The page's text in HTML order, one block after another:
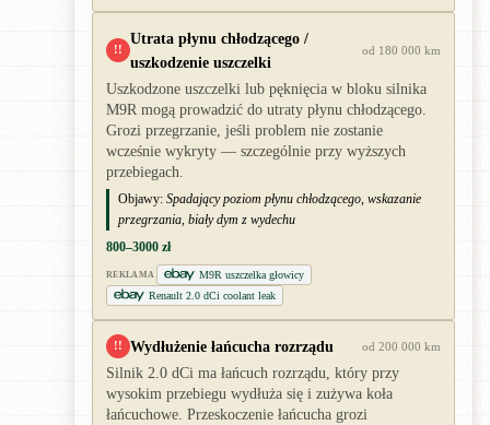
!!
Utrata płynu chłodzącego /
uszkodzenie uszczelki
od 180 000 km
Uszkodzone uszczelki lub pęknięcia w bloku silnika
M9R mogą prowadzić do utraty płynu chłodzącego.
Grozi przegrzanie, jeśli problem nie zostanie
wcześnie wykryty — szczególnie przy wyższych
przebiegach.
Objawy: Spadający poziom płynu chłodzącego, wskazanie
przegrzania, biały dym z wydechu
800–3000 zł
REKLAMA
M9R uszczelka głowicy
Renault 2.0 dCi coolant leak
!! Wydłużenie łańcucha rozrządu od 200 000 km
Silnik 2.0 dCi ma łańcuch rozrządu, który przy
wysokim przebiegu wydłuża się i zużywa koła
łańcuchowe. Przeskoczenie łańcucha grozi